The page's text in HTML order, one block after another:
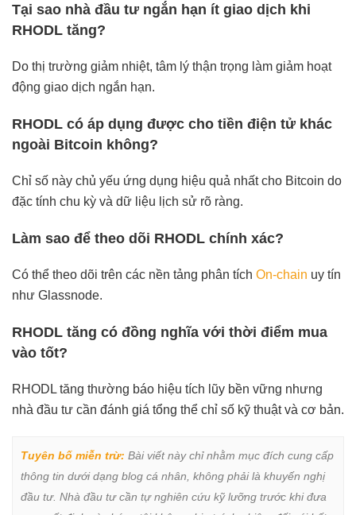
Tại sao nhà đầu tư ngắn hạn ít giao dịch khi
RHODL tăng?
Do thị trường giảm nhiệt, tâm lý thận trọng làm giảm hoạt
động giao dịch ngắn hạn.
RHODL có áp dụng được cho tiền điện tử khác
ngoài Bitcoin không?
Chỉ số này chủ yếu ứng dụng hiệu quả nhất cho Bitcoin do
đặc tính chu kỳ và dữ liệu lịch sử rõ ràng.
Làm sao để theo dõi RHODL chính xác?
Có thể theo dõi trên các nền tảng phân tích On-chain uy tín
như Glassnode.
RHODL tăng có đồng nghĩa với thời điểm mua
vào tốt?
RHODL tăng thường báo hiệu tích lũy bền vững nhưng
nhà đầu tư cần đánh giá tổng thể chỉ số kỹ thuật và cơ bản.
Tuyên bố miễn trừ: Bài viết này chỉ nhằm mục đích cung cấp
thông tin dưới dạng blog cá nhân, không phải là khuyến nghị
đầu tư. Nhà đầu tư cần tự nghiên cứu kỹ lưỡng trước khi đưa